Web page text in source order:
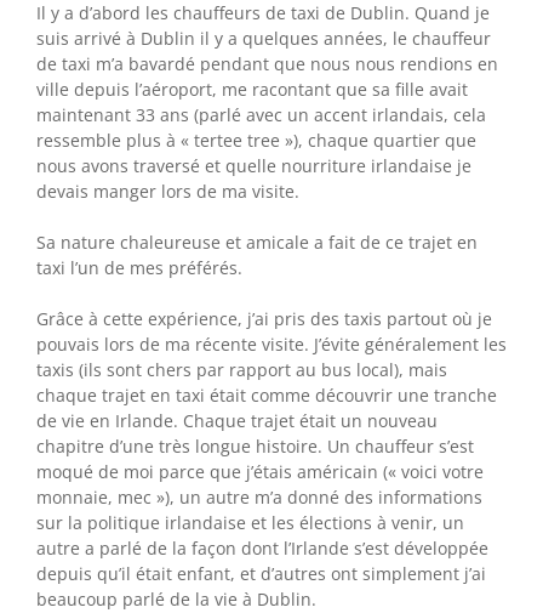
Il y a d’abord les chauffeurs de taxi de Dublin. Quand je
suis arrivé à Dublin il y a quelques années, le chauffeur
de taxi m’a bavardé pendant que nous nous rendions en
ville depuis l’aéroport, me racontant que sa fille avait
maintenant 33 ans (parlé avec un accent irlandais, cela
ressemble plus à « tertee tree »), chaque quartier que
nous avons traversé et quelle nourriture irlandaise je
devais manger lors de ma visite.
Sa nature chaleureuse et amicale a fait de ce trajet en
taxi l’un de mes préférés.
Grâce à cette expérience, j’ai pris des taxis partout où je
pouvais lors de ma récente visite. J’évite généralement les
taxis (ils sont chers par rapport au bus local), mais
chaque trajet en taxi était comme découvrir une tranche
de vie en Irlande. Chaque trajet était un nouveau
chapitre d’une très longue histoire. Un chauffeur s’est
moqué de moi parce que j’étais américain (« voici votre
monnaie, mec »), un autre m’a donné des informations
sur la politique irlandaise et les élections à venir, un
autre a parlé de la façon dont l’Irlande s’est développée
depuis qu’il était enfant, et d’autres ont simplement j’ai
beaucoup parlé de la vie à Dublin.